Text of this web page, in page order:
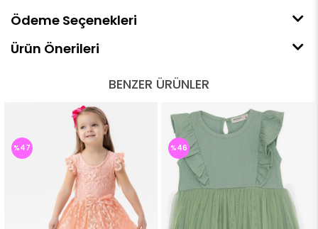
Ödeme Seçenekleri
Ürün Önerileri
BENZER ÜRÜNLER
%47 %46